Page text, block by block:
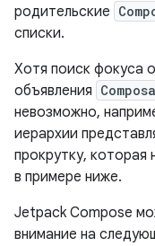
родительские
списки.
Хотя поиск фокуса
объявления
невозможно,
иерархии
прокрутку, которая
в примере ниже.
Jetpack Compose
внимание на